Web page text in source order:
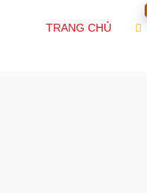
TRANG CHỦ